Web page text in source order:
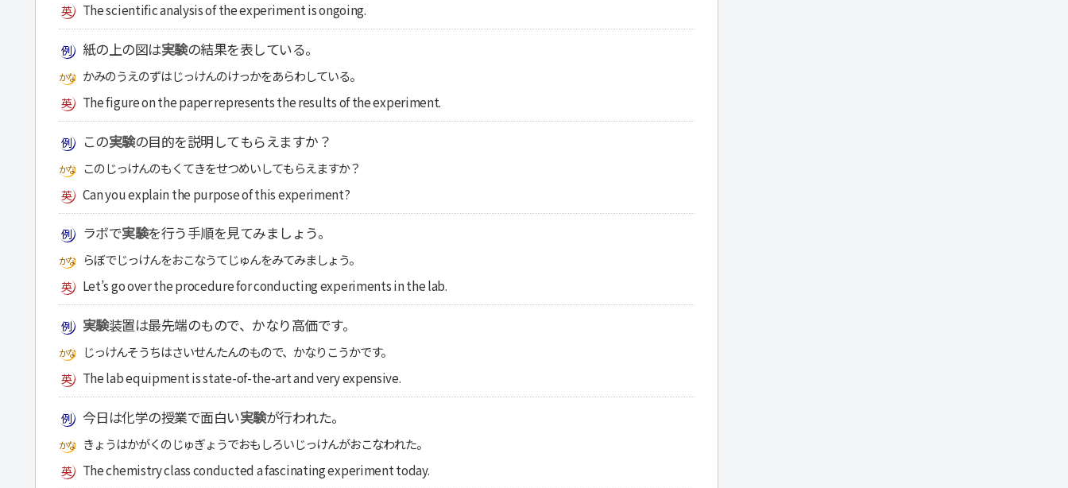
The scientific analysis of the experiment is ongoing.
紙の上の図は実験の結果を表している。
かみのうえのずはじっけんのけっかをあらわしている。
The figure on the paper represents the results of the experiment.
この実験の目的を説明してもらえますか？
このじっけんのもくてきをせつめいしてもらえますか？
Can you explain the purpose of this experiment?
ラボで実験を行う手順を見てみましょう。
らぼでじっけんをおこなうてじゅんをみてみましょう。
Let’s go over the procedure for conducting experiments in the lab.
実験装置は最先端のもので、かなり高価です。
じっけんそうちはさいせんたんのもので、かなりこうかです。
The lab equipment is state-of-the-art and very expensive.
今日は化学の授業で面白い実験が行われた。
きょうはかがくのじゅぎょうでおもしろいじっけんがおこなわれた。
The chemistry class conducted a fascinating experiment today.